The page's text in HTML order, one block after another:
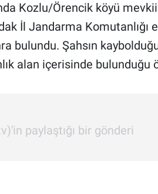
Kozlu/Örencik köyü
İl Jandarma Komutanlığı
bulundu. Şahsın
alan içerisinde bulunduğu
paylaştığı bir gönderi